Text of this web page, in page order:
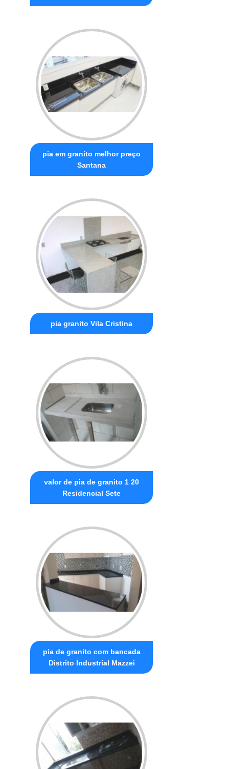
pia em granito melhor preço
Santana
pia granito Vila Cristina
valor de pia de granito 1 20
Residencial Sete
pia de granito com bancada
Distrito Industrial Mazzei